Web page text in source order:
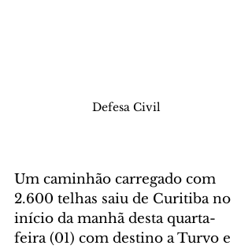
Defesa Civil
Um caminhão carregado com
2.600 telhas saiu de Curitiba no
início da manhã desta quarta-
feira (01) com destino a Turvo e